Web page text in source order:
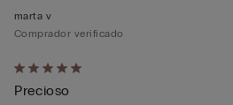
Calificación
de
marta v
Comprador verificado
Precioso